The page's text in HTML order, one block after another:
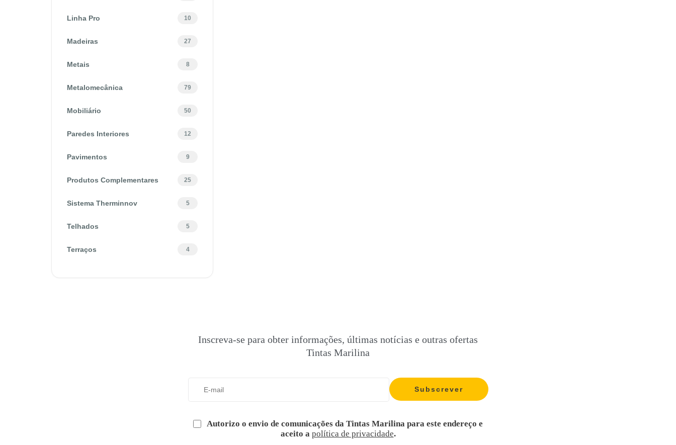
Linha Pro 10
Madeiras 27
Metais 8
Metalomecânica 79
Mobiliário 50
Paredes Interiores 12
Pavimentos 9
Produtos Complementares 25
Sistema Therminnov 5
Telhados 5
Terraços 4
Inscreva-se para obter informações, últimas notícias e outras ofertas
Tintas Marilina
Autorizo o envio de comunicações da Tintas Marilina para este endereço e
aceito a política de privacidade.